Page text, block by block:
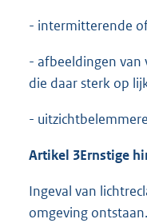
- intermitterende
- afbeeldingen van
die daar sterk op
-
Artikel 3Ernstige
Ingeval van
omgeving